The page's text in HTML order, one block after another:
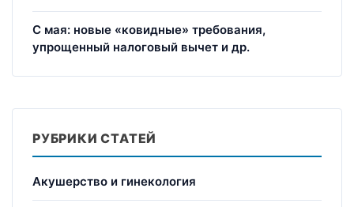
С мая: новые «ковидные» требования,
упрощенный налоговый вычет и др.
РУБРИКИ СТАТЕЙ
Акушерство и гинекология